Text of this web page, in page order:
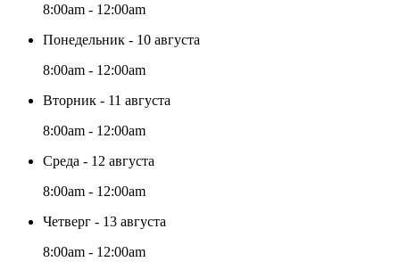
8:00am - 12:00am
Понедельник - 10 августа
8:00am - 12:00am
Вторник - 11 августа
8:00am - 12:00am
Среда - 12 августа
8:00am - 12:00am
Четверг - 13 августа
8:00am - 12:00am